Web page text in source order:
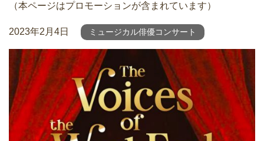
（本ページはプロモーションが含まれています）
2023年2月4日 ミュージカル俳優コンサート